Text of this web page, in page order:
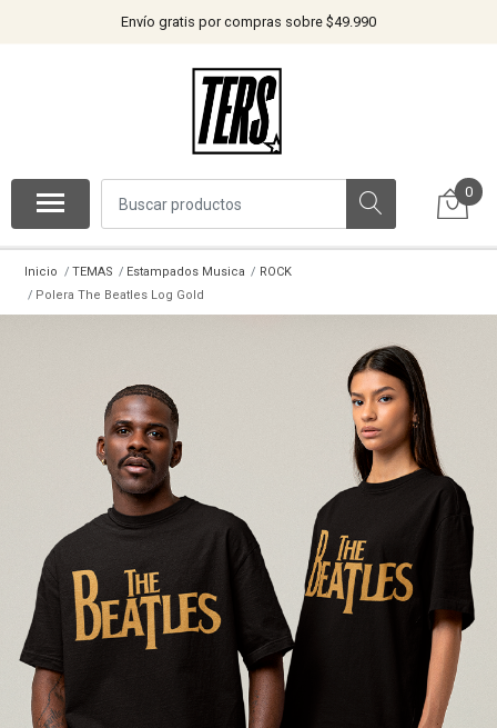
Envío gratis por compras sobre $49.990
0
Inicio TEMAS Estampados Musica
ROCK
Polera The Beatles Log Gold